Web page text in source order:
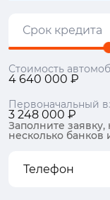
Срок кредита
Стоимость
4 640 000 ₽
Первоначальный
3 248 000 ₽
Заполните
несколько